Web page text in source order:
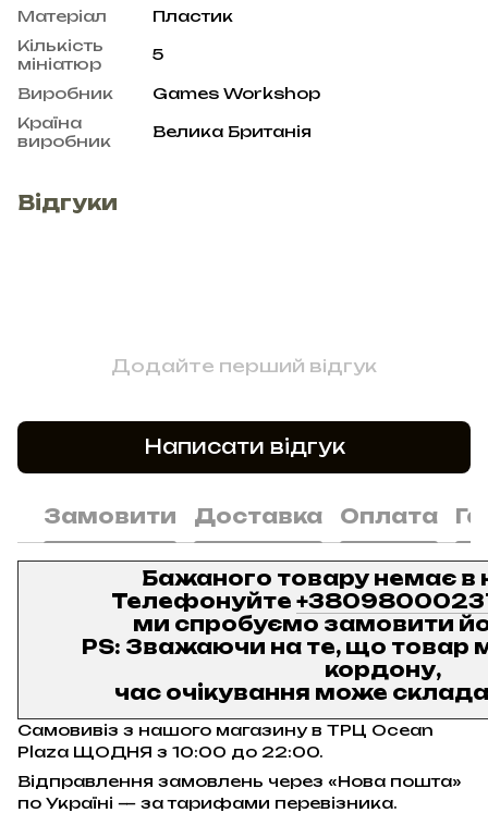
Матеріал
Пластик
Кількість
мініатюр
5
Виробник
Games Workshop
Країна
виробник
Велика Британія
Відгуки
Додайте перший відгук
Написати відгук
Замовити Доставка Оплата
Бажаного товару немає в
Телефонуйте
ми спробуємо замовити
PS: Зважаючи на те, що товар
кордону,
час очікування може
Самовивіз з нашого магазину в ТРЦ Ocean
Plaza ЩОДНЯ з 10:00 до 22:00.
Відправлення замовлень через «Нова пошта»
по Україні — за тарифами перевізника.